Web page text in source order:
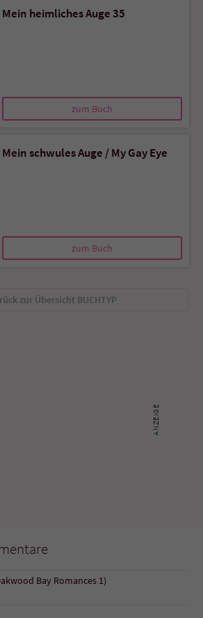
Mein heimliches Auge 35
zum Buch
Mein schwules Auge / My Gay Eye
zum Buch
zur Übersicht BUCHTYP
Bay Romances 1)